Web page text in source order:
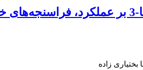
بررسی تأثیر جیره‌های غنی از اسیدهای
زاده